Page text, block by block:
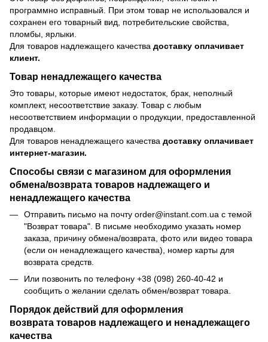
программно исправный. При этом товар не использовался и
сохранен его товарный вид, потребительские свойства,
пломбы, ярлыки.
Для товаров надлежащего качества доставку оплачивает
клиент.
Товар ненадлежащего качества
Это товары, которые имеют недостаток, брак, неполный
комплект, несоответствие заказу. Товар с любым
несоответствием информации о продукции, предоставленной
продавцом.
Для товаров ненадлежащего качества доставку оплачивает
интернет-магазин.
Способы связи с магазином для оформления
обмена/возврата товаров надлежащего и
ненадлежащего качества
Отправить письмо на почту order@instant.com.ua с темой
"Возврат товара". В письме необходимо указать номер
заказа, причину обмена/возврата, фото или видео товара
(если он ненадлежащего качества), номер карты для
возврата средств.
Или позвонить по телефону +38 (098) 260-40-42 и
сообщить о желании сделать обмен/возврат товара.
Порядок действий для оформления
возврата товаров надлежащего и ненадлежащего
качества